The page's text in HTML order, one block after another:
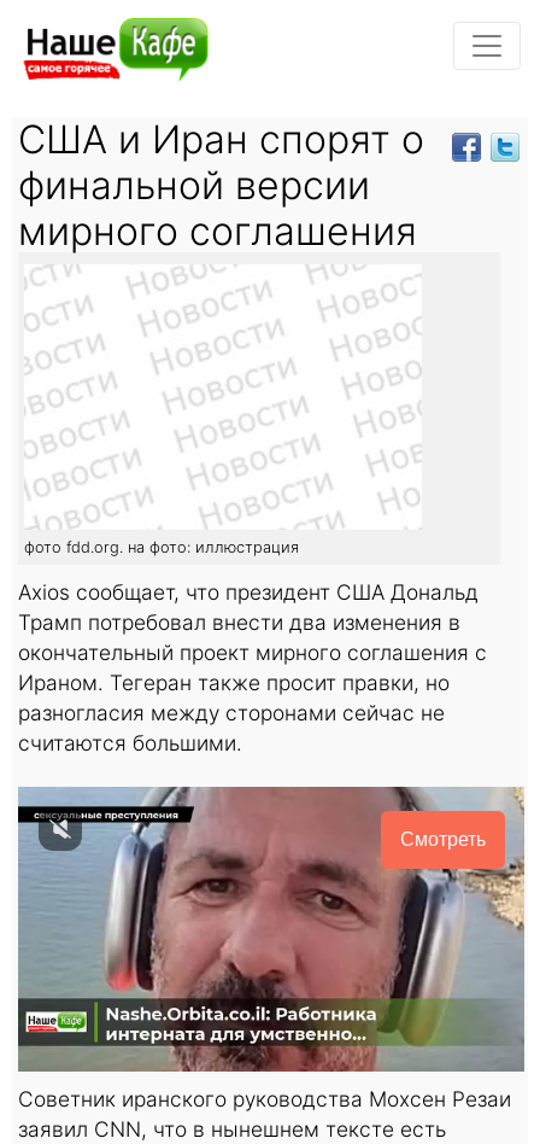
США и Иран спорят о
финальной версии
мирного соглашения
фото fdd.org. на фото: иллюстрация
Axios сообщает, что президент США Дональд
Трамп потребовал внести два изменения в
окончательный проект мирного соглашения с
Ираном. Тегеран также просит правки, но
разногласия между сторонами сейчас не
считаются большими.
Смотреть
Советник иранского руководства Мохсен Резаи
заявил CNN, что в нынешнем тексте есть